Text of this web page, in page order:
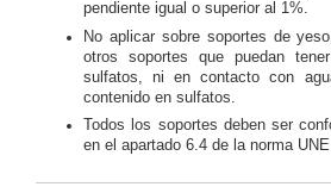
pendiente igual o superior al 1%.
No aplicar sobre soportes de
otros soportes que puedan
sulfatos, ni en contacto con
contenido en sulfatos.
Todos los soportes deben ser
en el apartado 6.4 de la norma